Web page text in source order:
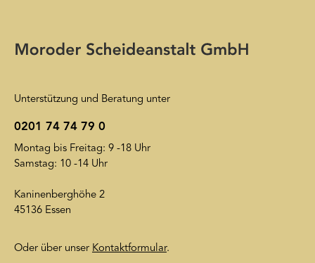
Datenschutzerklärung wird insoweit verwiesen.
Unterstützung und Beratung unter
0201 74 74 79 0
Montag bis Freitag: 9 -18 Uhr
Samstag: 10 -14 Uhr
Kaninenberghöhe 2
45136 Essen
Oder über unser Kontaktformular.